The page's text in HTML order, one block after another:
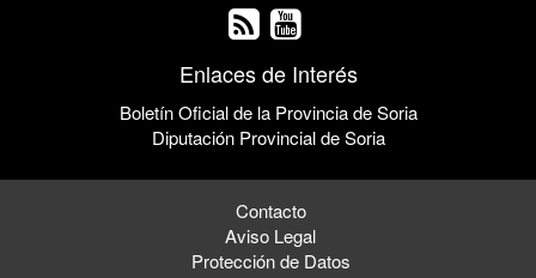
Enlaces de Interés
Boletín Oficial de la Provincia de Soria
Diputación Provincial de Soria
Contacto
Aviso Legal
Protección de Datos